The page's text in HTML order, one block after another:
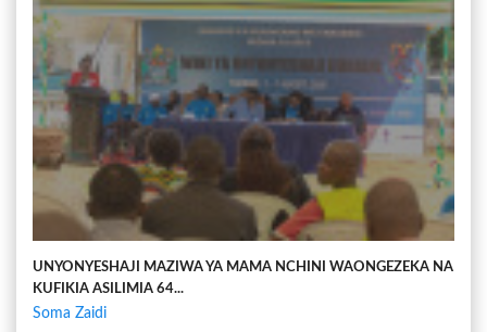
UNYONYESHAJI MAZIWA YA MAMA NCHINI WAONGEZEKA NA
KUFIKIA ASILIMIA 64...
Soma Zaidi